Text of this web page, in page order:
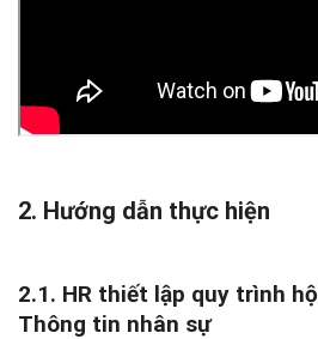
2. Hướng dẫn thực hiện
2.1. HR thiết lập quy trình
Thông tin nhân sự